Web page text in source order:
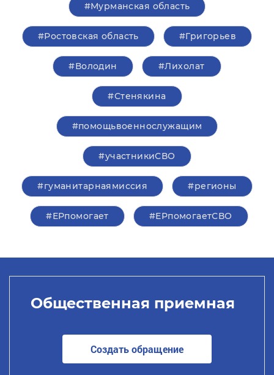
#Мурманская область
#Ростовская область #Григорьев
#Володин #Лихолат
#Стенякина
#помощьвоеннослужащим
#участникиСВО
#гуманитарнаямиссия #регионы
#ЕРпомогает #ЕРпомогаетСВО
Общественная приемная
Создать обращение